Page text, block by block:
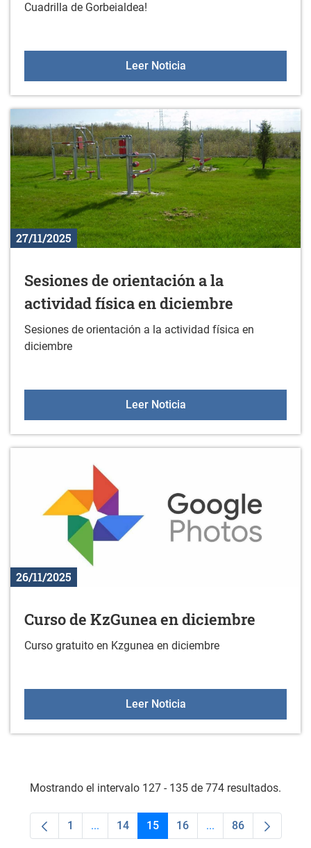
Cuadrilla de Gorbeialdea!
Leer NoticiaKulturgura 2025
27/11/2025
Sesiones de orientación a la
actividad física en diciembre
Sesiones de orientación a la actividad física en
diciembre
Leer NoticiaSesiones de orientación
26/11/2025
Curso de KzGunea en diciembre
Curso gratuito en Kzgunea en diciembre
Leer NoticiaCurso de KzGunea en
Mostrando el intervalo 127 - 135 de 774 resultados.
Página
1 ...Páginas intermedias Use TAB para
Página
14 Página
15 Página
16 ...PáginasPágina
86